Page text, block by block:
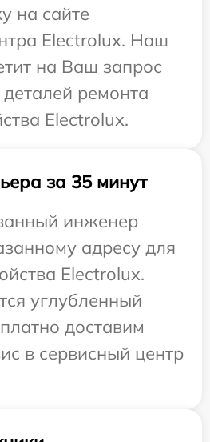
на сайте
Electrolux. Наш
на Ваш запрос
ремонта
Electrolux.
за 35 минут
инженер
адресу для
Electrolux.
углубленный
доставим
в сервисный центр